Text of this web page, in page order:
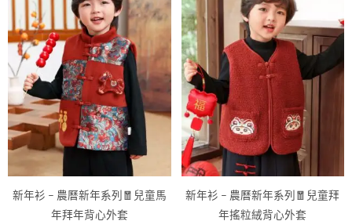
新年衫 – 農曆新年系列🧧兒童馬
年拜年背心外套
品
有
多
種
款
式。
可
在
頁
新年衫 – 農曆新年系列🧧兒童拜
年搖粒絨背心外套
品
有
多
種
款
式。
在
頁